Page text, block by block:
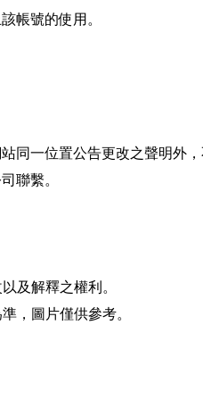
帳號的使用。
同一位置公告更改之聲明外
聯繫。
及解釋之權利。
，圖片僅供參考。